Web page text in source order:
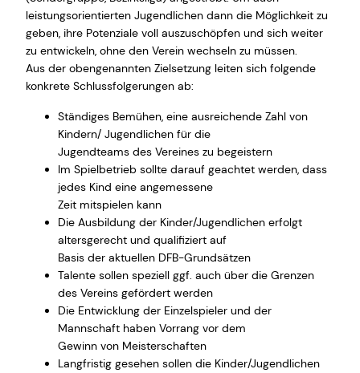
leistungsorientierten Jugendlichen dann die Möglichkeit zu
geben, ihre Potenziale voll auszuschöpfen und sich weiter
zu entwickeln, ohne den Verein wechseln zu müssen.
Aus der obengenannten Zielsetzung leiten sich folgende
konkrete Schlussfolgerungen ab:
Ständiges Bemühen, eine ausreichende Zahl von
Kindern/ Jugendlichen für die
Jugendteams des Vereines zu begeistern
Im Spielbetrieb sollte darauf geachtet werden, dass
jedes Kind eine angemessene
Zeit mitspielen kann
Die Ausbildung der Kinder/Jugendlichen erfolgt
altersgerecht und qualifiziert auf
Basis der aktuellen DFB-Grundsätzen
Talente sollen speziell ggf. auch über die Grenzen
des Vereins gefördert werden
Die Entwicklung der Einzelspieler und der
Mannschaft haben Vorrang vor dem
Gewinn von Meisterschaften
Langfristig gesehen sollen die Kinder/Jugendlichen